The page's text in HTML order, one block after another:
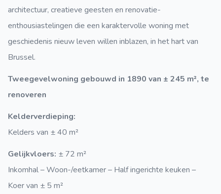
architectuur, creatieve geesten en renovatie-
enthousiastelingen die een karaktervolle woning met
geschiedenis nieuw leven willen inblazen, in het hart van
Brussel.
Tweegevelwoning gebouwd in 1890 van ± 245 m², te
renoveren
Kelderverdieping:
Kelders van ± 40 m²
Gelijkvloers: ± 72 m²
Inkomhal – Woon-/eetkamer – Half ingerichte keuken –
Koer van ± 5 m²